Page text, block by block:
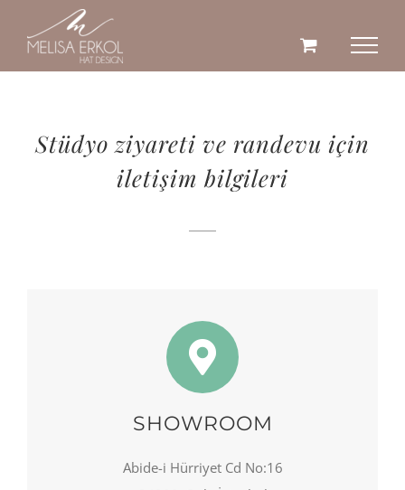
content
Stüdyo ziyareti ve randevu için
iletişim bilgileri
SHOWROOM
Abide-i Hürriyet Cd No:16